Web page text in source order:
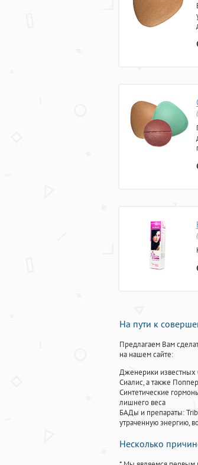
На пути к
Предлагаем Вам
на нашем сайте:
Дженерики известных
Сиалис, а также
Синтетические
лишнего веса
БАДы и препараты:
утраченную энергию,
Несколько